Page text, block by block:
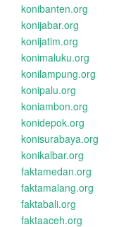
konibanten.org
konijabar.org
konijatim.org
konimaluku.org
konilampung.org
konipalu.org
koniambon.org
konidepok.org
konisurabaya.org
konikalbar.org
faktamedan.org
faktamalang.org
faktabali.org
faktaaceh.org